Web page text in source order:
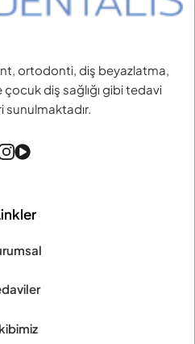
ortodonti, diş beyazlatma,
çocuk diş sağlığı gibi tedavi
sunulmaktadır.